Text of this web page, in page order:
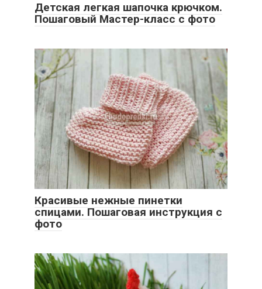
Детская легкая шапочка крючком.
Пошаговый Мастер-класс с фото
Красивые нежные пинетки
спицами. Пошаговая инструкция с
фото